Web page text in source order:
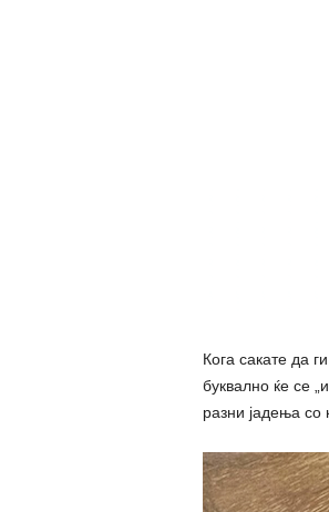
Кога сакате да
буквално ќе се
разни јадења со